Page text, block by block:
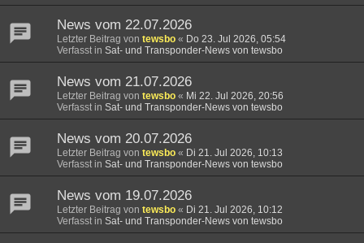
News vom 22.07.2026
Letzter Beitrag von tewsbo « Do 23. Jul 2026, 05:54
Verfasst in Sat- und Transponder-News von tewsbo
News vom 21.07.2026
Letzter Beitrag von tewsbo « Mi 22. Jul 2026, 20:56
Verfasst in Sat- und Transponder-News von tewsbo
News vom 20.07.2026
Letzter Beitrag von tewsbo « Di 21. Jul 2026, 10:13
Verfasst in Sat- und Transponder-News von tewsbo
News vom 19.07.2026
Letzter Beitrag von tewsbo « Di 21. Jul 2026, 10:12
Verfasst in Sat- und Transponder-News von tewsbo